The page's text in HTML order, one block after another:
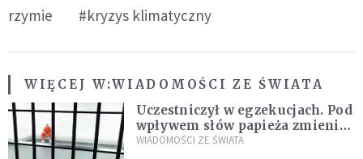
rzymie
#kryzys klimatyczny
WIĘCEJ W:WIADOMOŚCI ZE ŚWIATA
Uczestniczył w egzekucjach. Pod
wpływem słów papieża zmienił
zdanie
WIADOMOŚCI ZE ŚWIATA